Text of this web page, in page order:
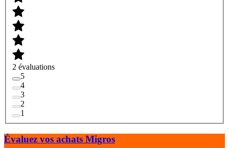
2 évaluations
5
4
3
2
1
Évaluez vos achats Migros